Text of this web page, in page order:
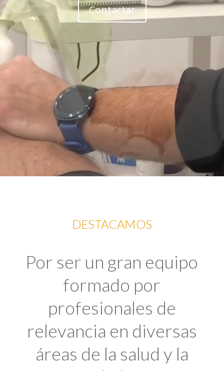
Contactar
DESTACAMOS
Por ser un gran equipo
formado por
profesionales de
relevancia en diversas
áreas de la salud y la